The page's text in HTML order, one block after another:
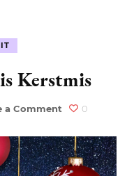
Kerstmis
a Commenton
betekenis
Kerstmis
0